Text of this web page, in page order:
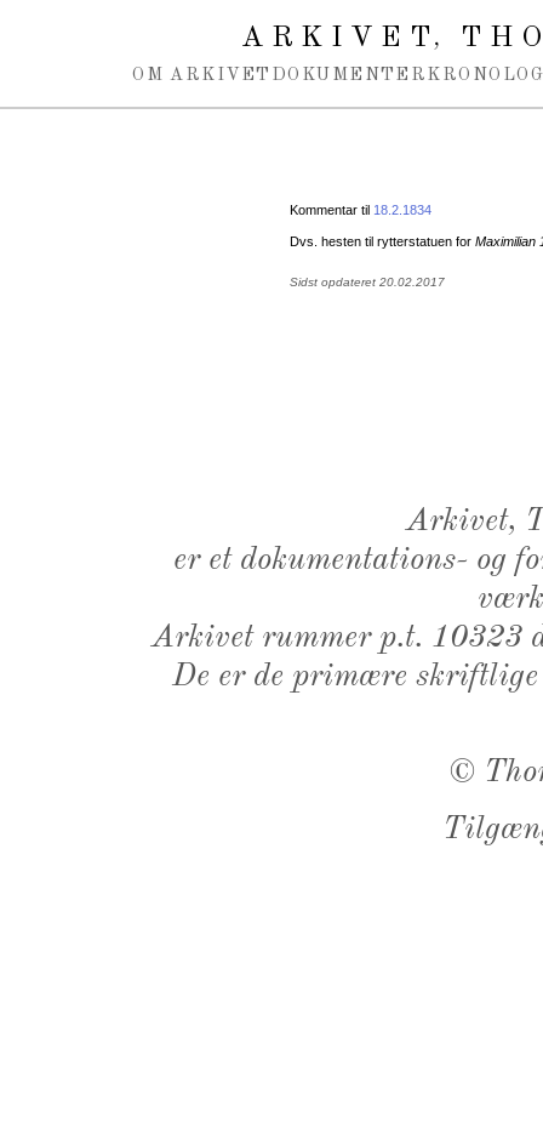
ARKIVET,
OM ARKIVET DOKUMENTER
Kommentar til 18.2.1834
Dvs. hesten til rytterstatuen for Maximilian
Sidst opdateret 20.02.2017
Arkivet,
er et dokumentations- og
Arkivet rummer p.t. 10323
De er de primære
©